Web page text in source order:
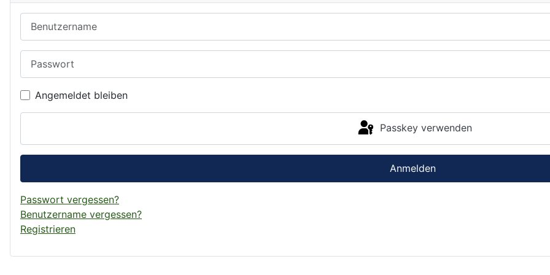
Angemeldet bleiben
Passkey verwenden
Anmelden
Passwort vergessen?
Benutzername vergessen?
Registrieren